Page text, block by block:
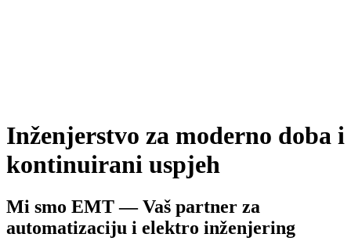
Inženjerstvo za moderno doba i
kontinuirani uspjeh
Mi smo EMT — Vaš partner za
automatizaciju i elektro inženjering